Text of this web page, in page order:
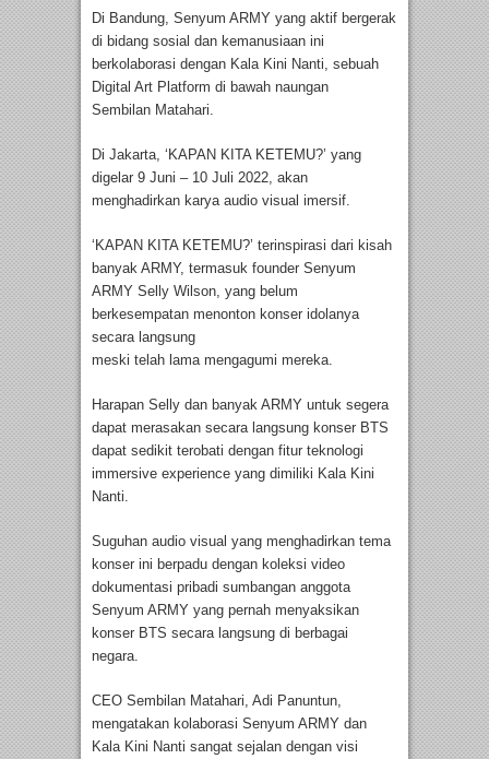
Di Bandung, Senyum ARMY yang aktif bergerak
di bidang sosial dan kemanusiaan ini
berkolaborasi dengan Kala Kini Nanti, sebuah
Digital Art Platform di bawah naungan
Sembilan Matahari.
Di Jakarta, ‘KAPAN KITA KETEMU?’ yang
digelar 9 Juni – 10 Juli 2022, akan
menghadirkan karya audio visual imersif.
‘KAPAN KITA KETEMU?’ terinspirasi dari kisah
banyak ARMY, termasuk founder Senyum
ARMY Selly Wilson, yang belum
berkesempatan menonton konser idolanya
secara langsung
meski telah lama mengagumi mereka.
Harapan Selly dan banyak ARMY untuk segera
dapat merasakan secara langsung konser BTS
dapat sedikit terobati dengan fitur teknologi
immersive experience yang dimiliki Kala Kini
Nanti.
Suguhan audio visual yang menghadirkan tema
konser ini berpadu dengan koleksi video
dokumentasi pribadi sumbangan anggota
Senyum ARMY yang pernah menyaksikan
konser BTS secara langsung di berbagai
negara.
CEO Sembilan Matahari, Adi Panuntun,
mengatakan kolaborasi Senyum ARMY dan
Kala Kini Nanti sangat sejalan dengan visi